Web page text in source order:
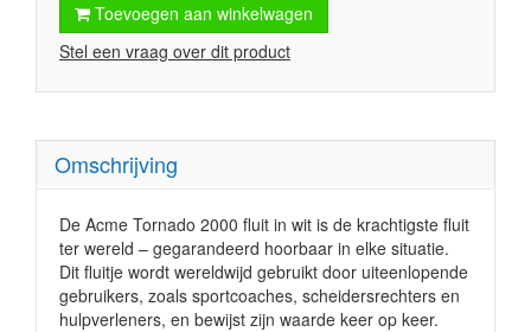
Toevoegen aan winkelwagen
Stel een vraag over dit product
Omschrijving
De Acme Tornado 2000 fluit in wit is de krachtigste fluit
ter wereld – gegarandeerd hoorbaar in elke situatie.
Dit fluitje wordt wereldwijd gebruikt door uiteenlopende
gebruikers, zoals sportcoaches, scheidersrechters en
hulpverleners, en bewijst zijn waarde keer op keer.